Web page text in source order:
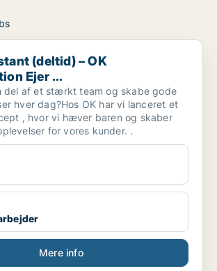
– OK Servicestation Ejer ...
(deltid) – OK
Ejer ...
del af et stærkt team og skabe gode
hver dag?Hos OK har vi lanceret et
, hvor vi hæver baren og skaber
for vores kunder. .
Mere info